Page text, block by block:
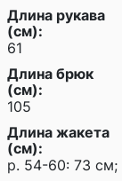
Длина рукава
(см):
61
Длина брюк
(см):
105
Длина жакета
(см):
р. 54-60: 73